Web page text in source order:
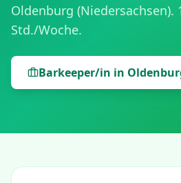
Oldenburg (Niedersachsen).
Std./Woche.
Barkeeper/in in